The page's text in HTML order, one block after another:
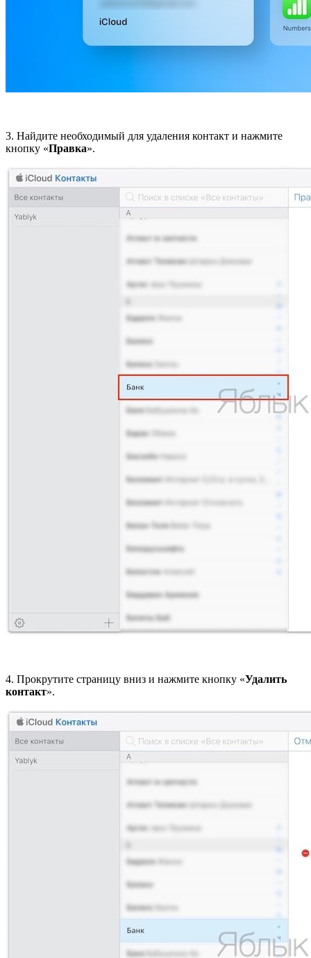
3. Найдите необходимый для удаления контакт и нажмите
кнопку «Правка».
4. Прокрутите страницу вниз и нажмите кнопку «Удалить
контакт».